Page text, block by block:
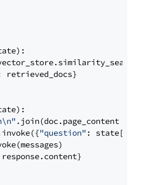
):
retrieved_docs}
):
.join(doc.page_content
"question" : state[